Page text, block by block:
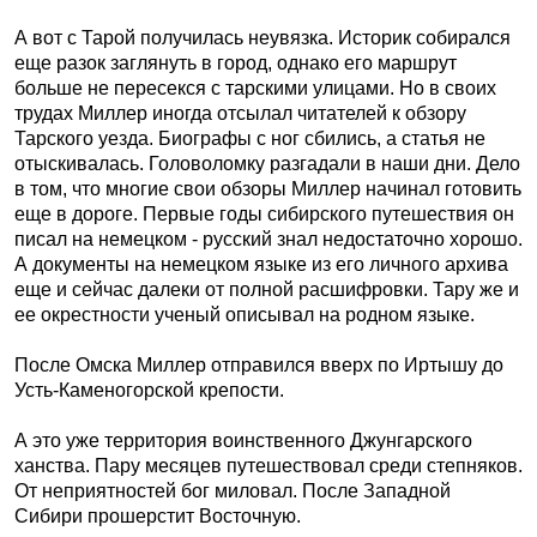
А вот с Тарой получилась неувязка. Историк собирался
еще разок заглянуть в город, однако его маршрут
больше не пересекся с тарскими улицами. Но в своих
трудах Миллер иногда отсылал читателей к обзору
Тарского уезда. Биографы с ног сбились, а статья не
отыскивалась. Головоломку разгадали в наши дни. Дело
в том, что многие свои обзоры Миллер начинал готовить
еще в дороге. Первые годы сибирского путешествия он
писал на немецком - русский знал недостаточно хорошо.
А документы на немецком языке из его личного архива
еще и сейчас далеки от полной расшифровки. Тару же и
ее окрестности ученый описывал на родном языке.
После Омска Миллер отправился вверх по Иртышу до
Усть-Каменогорской крепости.
А это уже территория воинственного Джунгарского
ханства. Пару месяцев путешествовал среди степняков.
От неприятностей бог миловал. После Западной
Сибири прошерстит Восточную.